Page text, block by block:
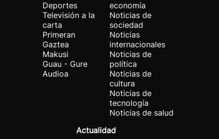
Deportes
Televisión a la
carta
Primeran
Gaztea
Makusi
Guau - Gure
Audioa
economía
Noticias de
sociedad
Noticias
internacionales
Noticias de
política
Noticias de
cultura
Noticias de
tecnología
Noticias de salud
Actualidad